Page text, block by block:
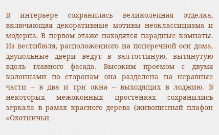
В интерьере сохранилась великолепная отделка,
включающая декоративные мотивы неоклассицизма и
модерна. В первом этаже находятся парадные комнаты.
Из вестибюля, расположенного на поперечной оси дома,
двупольные двери ведут в зал-гостиную, вытянутую
вдоль главного фасада. Высоким проемом с двумя
колоннами по сторонам она разделена на неравные
части – в два и три окна – выходящих в лоджию. В
некоторых межоконных простенках сохранились
зеркала в рамах красного дерева (живописный плафон
«Охотничьи